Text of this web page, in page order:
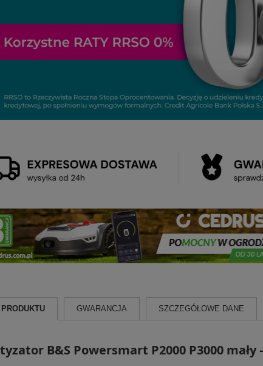
GWARANCJA SZCZEGÓŁOWE DANE
B&S Powersmart P2000 P3000